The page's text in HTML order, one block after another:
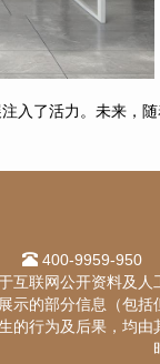
入了活力。未来，
400-9959-950
联网公开资料及
的部分信息（包
行为及后果，均